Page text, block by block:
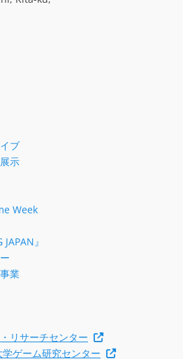
ブ
示
Week
』
業
リサーチセンター
ゲーム研究センター